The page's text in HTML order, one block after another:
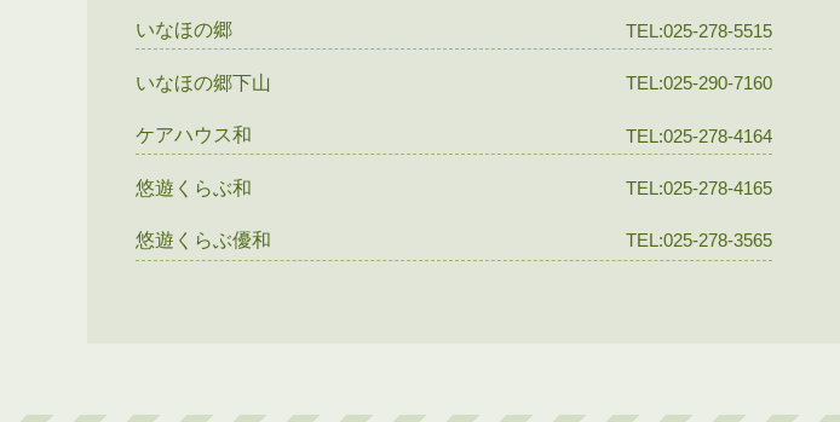
いなほの郷 TEL:025-278-5515
いなほの郷下山 TEL:025-290-7160
ケアハウス和 TEL:025-278-4164
悠遊くらぶ和 TEL:025-278-4165
悠遊くらぶ優和 TEL:025-278-3565